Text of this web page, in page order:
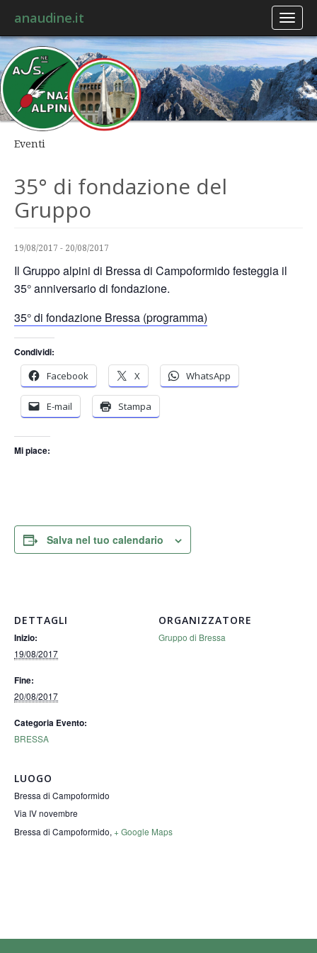
anaudine.it
Eventi
35° di fondazione del
Gruppo
19/08/2017 - 20/08/2017
Il Gruppo alpini di Bressa di Campoformido festeggia il
35° anniversario di fondazione.
35° di fondazione Bressa (programma)
Condividi:
Facebook
X WhatsApp
E-mail Stampa
Mi piace:
Salva nel tuo calendario
DETTAGLI
Inizio:
19/08/2017
Fine:
20/08/2017
Categoria Evento:
BRESSA
LUOGO
Bressa di Campoformido
Via IV novembre
Bressa di Campoformido, + Google Maps
ORGANIZZATORE
Gruppo di Bressa